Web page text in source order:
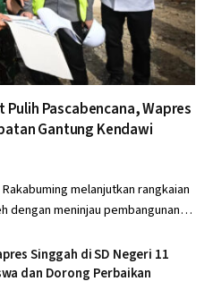
Pascabencana, Wapres
Gantung Kendawi
melanjutkan rangkaian
dengan meninjau pembangunan…
Singgah di SD Negeri 11
dan Dorong Perbaikan